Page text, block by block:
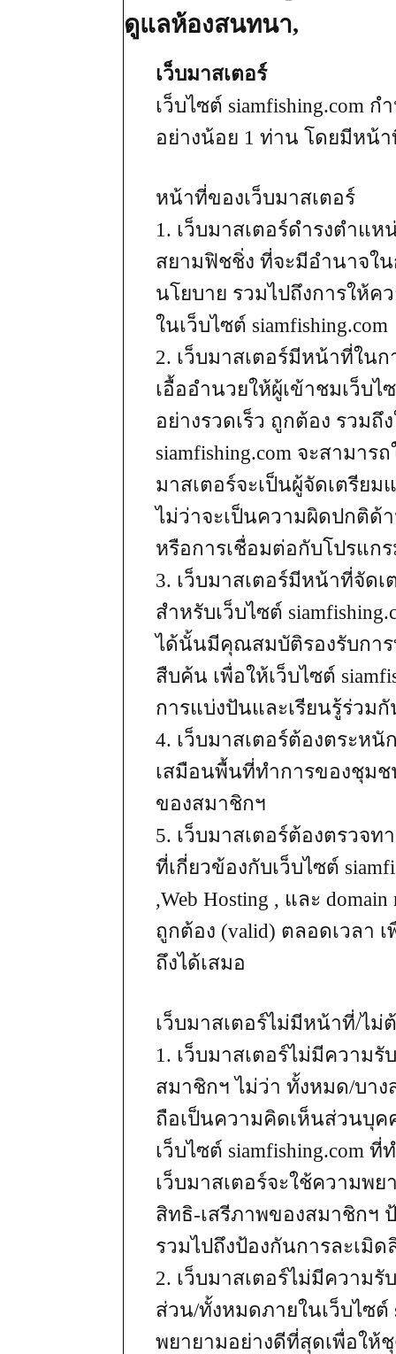
ดูแลห้องสนทนา,
เว็บมาสเตอร์
เว็บไซต์ siamfishing.com
อย่างน้อย 1 ท่าน โดยมีหน้
หน้าที่ของเว็บมาสเตอร์
1. เว็บมาสเตอร์ดำรงตำแ
สยามฟิชชิ่ง ที่จะมีอำนาจใ
นโยบาย รวมไปถึงการให้ค
ในเว็บไซต์ siamfishing.com
2. เว็บมาสเตอร์มีหน้าที่ใน
เอื้ออำนวยให้ผู้เข้าชมเว็บ
อย่างรวดเร็ว ถูกต้อง รวมถึ
siamfishing.com จะสามาร
มาสเตอร์จะเป็นผู้จัดเตรีย
ไม่ว่าจะเป็นความผิดปกติ
หรือการเชื่อมต่อกับโปรแก
3. เว็บมาสเตอร์มีหน้าที่จัด
สำหรับเว็บไซต์
ได้นั้นมีคุณสมบัติรองรับการ
สืบค้น เพื่อให้เว็บไซต์
การแบ่งปันและเรียนรู้ร่วม
4. เว็บมาสเตอร์ต้องตระหนั
เสมือนพื้นที่ทำการของชุม
ของสมาชิกฯ
5. เว็บมาสเตอร์ต้องตรวจ
ที่เกี่ยวข้องกับเว็บไซต์
,Web Hosting , และ
ถูกต้อง (valid) ตลอดเวลา เ
ถึงได้เสมอ
เว็บมาสเตอร์ไม่มีหน้าที่/ไ
1. เว็บมาสเตอร์ไม่มีความ
สมาชิกฯ ไม่ว่า ทั้งหมด/บาง
ถือเป็นความคิดเห็นส่วนบุ
เว็บไซต์ siamfishing.com
เว็บมาสเตอร์จะใช้ความพ
สิทธิ-เสรีภาพของสมาชิกฯ
รวมไปถึงป้องกันการละเมิ
2. เว็บมาสเตอร์ไม่มีความ
ส่วน/ทั้งหมดภายในเว็บไซต์
พยายามอย่างดีที่สุดเพื่อใ